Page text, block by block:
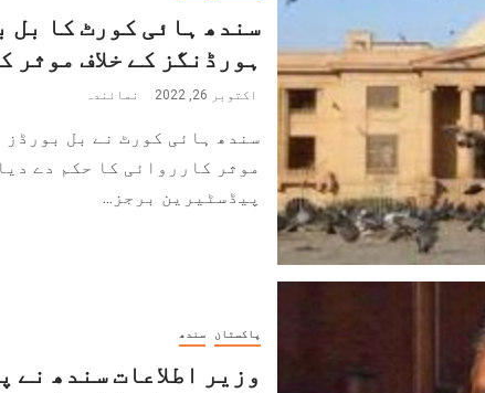
سندھ ہائی کورٹ کا بل
ہورڈنگز کے خلاف موثر
اکتوبر 26, 2022 نمائندہ
سندھ ہائی کورٹ نے بل بورڈز
موثر کارروائی کا حکم دے
پیڈسٹیرین برجز...
پاکستان سندھ
وزیر اطلاعات سندھ نے